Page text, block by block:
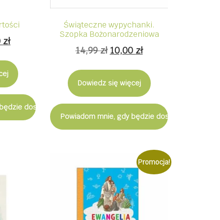
złAktualna
wynosi:
10,00 zł.
dostępny
Świąteczne wypychanki.
Szopka Bożonarodzeniowa
14,99zł Pierwotna
wynosiła:
14,99 zł.
10,00 złAktualna
wynosi:
10,00 zł.
Dowiedz się więcej
Powiadom mnie, gdy będzie dostępny
Promocja!